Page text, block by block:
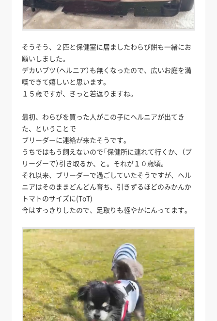
そうそう、２匹と保健室に居ましたわらび餅も一緒にお
願いしました。
デカいブツ（ヘルニア）も無くなったので、広いお庭を満
喫できて嬉しいと思います。
１５歳ですが、きっと若返りますね。
最初、わらびを買った人がこの子にヘルニアが出てき
た、ということで
ブリーダーに連絡が来たそうです。
うちではもう飼えないので「保健所に連れて行くか、（ブ
リーダーで）引き取るか、と。それが１０歳頃。
それ以来、ブリーダーで過ごしていたそうですが、ヘル
ニアはそのままどんどん育ち、引きずるほどのみかんか
トマトのサイズに(ToT)
今はすっきりしたので、足取りも軽やかにんってます。